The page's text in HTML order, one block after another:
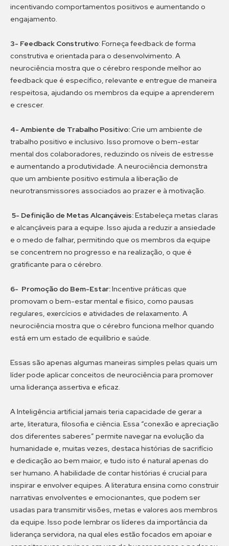
incentivando comportamentos positivos e aumentando o
engajamento.
3- Feedback Construtivo: Forneça feedback de forma
construtiva e orientada para o desenvolvimento. A
neurociência mostra que o cérebro responde melhor ao
feedback que é específico, relevante e entregue de maneira
respeitosa, ajudando os membros da equipe a aprenderem
e crescer.
4- Ambiente de Trabalho Positivo:Crie um ambiente de
trabalho positivo e inclusivo. Isso promove o bem-estar
mental dos colaboradores, reduzindo os níveis de estresse
e aumentando a produtividade. A neurociência demonstra
que um ambiente positivo estimula a liberação de
neurotransmissores associados ao prazer e à motivação.
5- Definição de Metas Alcançáveis:Estabeleça metas claras
e alcançáveis para a equipe. Isso ajuda a reduzir a ansiedade
e o medo de falhar, permitindo que os membros da equipe
se concentrem no progresso e na realização, o que é
gratificante para o cérebro.
6- Promoção do Bem-Estar:Incentive práticas que
promovam o bem-estar mental e físico, como pausas
regulares, exercícios e atividades de relaxamento. A
neurociência mostra que o cérebro funciona melhor quando
está em um estado de equilíbrio e saúde.
Essas são apenas algumas maneiras simples pelas quais um
líder pode aplicar conceitos de neurociência para promover
uma liderança assertiva e eficaz.
A Inteligência artificial jamais teria capacidade de gerar a
arte, literatura, filosofia e ciência. Essa “conexão e apreciação
dos diferentes saberes” permite navegar na evolução da
humanidade e, muitas vezes, destaca histórias de sacrifício
e dedicação ao bem maior, e tudo isto é natural apenas do
ser humano. A habilidade de contar histórias é crucial para
inspirar e envolver equipes. A literatura ensina como construir
narrativas envolventes e emocionantes, que podem ser
usadas para transmitir visões, metas e valores aos membros
da equipe. Isso pode lembrar os líderes da importância da
liderança servidora, na qual eles estão focados em apoiar e